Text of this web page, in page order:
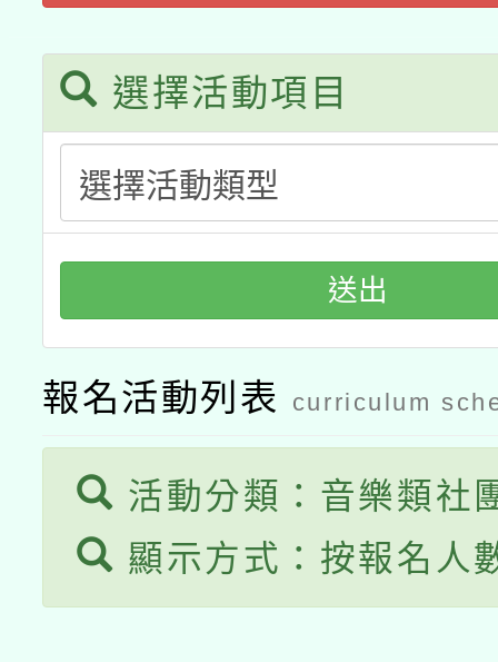
動」
開 智慧啟航」
選擇活動項目
送出
報名活動列表 curriculum
活動分類：音樂類社
顯示方式：按報名人